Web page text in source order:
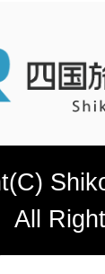
All